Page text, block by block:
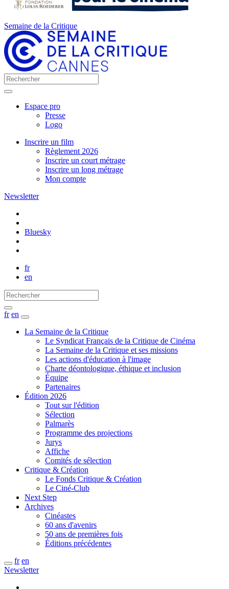
Semaine de la Critique
Espace pro
Presse
Logo
Inscrire un film
Règlement 2026
Inscrire un court métrage
Inscrire un long métrage
Mon compte
Newsletter
Bluesky
fr
en
fr en
La Semaine de la Critique
Le Syndicat Français de la Critique de Cinéma
La Semaine de la Critique et ses missions
Les actions d'éducation à l'image
Charte déontologique, éthique et inclusion
Équipe
Partenaires
Édition 2026
Tout sur l'édition
Sélection
Palmarès
Programme des projections
Jurys
Affiche
Comités de sélection
Critique & Création
Le Fonds Critique & Création
Le Ciné-Club
Next Step
Archives
Cinéastes
60 ans d'avenirs
50 ans de premières fois
Éditions précédentes
fr en
Newsletter